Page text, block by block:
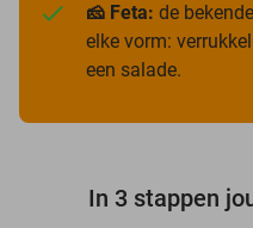
🧀 Feta: de
elke vorm:
een salade.
In 3 stappen